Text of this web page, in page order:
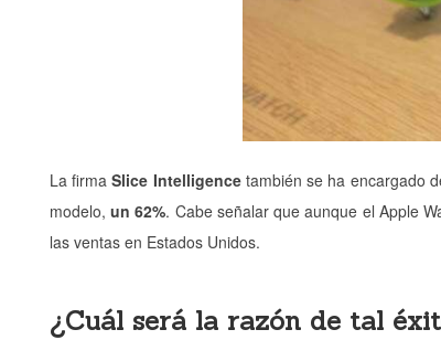
La firmaSlice Intelligencetambién se ha encargado
modelo,un 62%. Cabe señalar que aunque el Apple
las ventas en Estados Unidos.
¿Cuál será la razón de tal